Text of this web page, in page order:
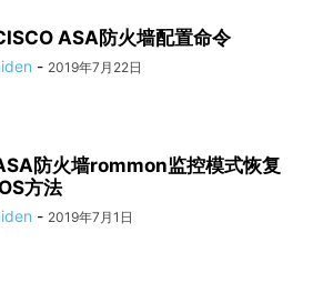
ASA防火墙配置命令
- 2019年7月22日
防火墙rommon监控模式恢复
方法
- 2019年7月1日